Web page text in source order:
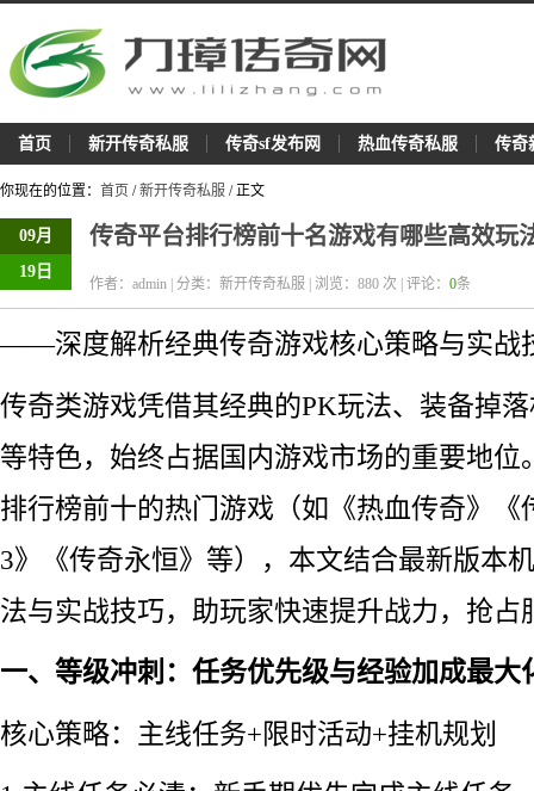
首页 新开传奇私服 传奇sf发布网 热血传奇私服 传奇
你现在的位置： 首页 /新开传奇私服 / 正文
09月
19日
传奇平台排行榜前十名游戏有哪些高效玩
作者：admin | 分类：新开传奇私服 | 浏览： 880 次 | 评论： 0条
——深度解析经典传奇游戏核心策略与实战
传奇类游戏凭借其经典的PK玩法、装备掉
等特色，始终占据国内游戏市场的重要地位
排行榜前十的热门游戏（如《热血传奇》《
3》《传奇永恒》等），本文结合最新版本
法与实战技巧，助玩家快速提升战力，抢占
一、等级冲刺：任务优先级与经验加成最大
核心策略：主线任务+限时活动+挂机规划